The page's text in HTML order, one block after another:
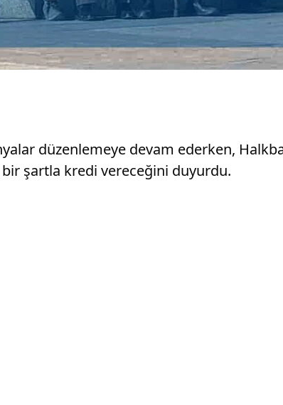
düzenlemeye devam ederken,
şartla kredi vereceğini duyurdu.